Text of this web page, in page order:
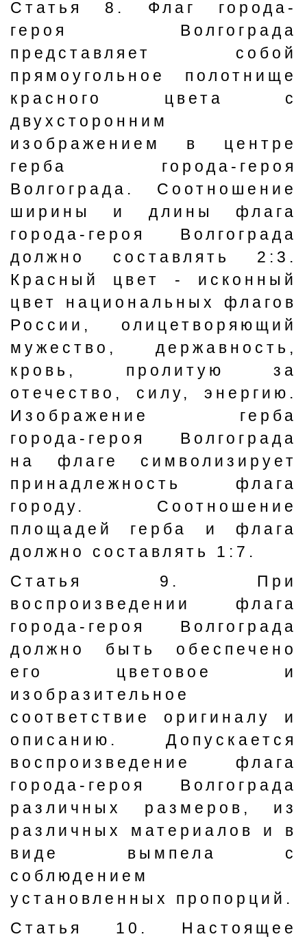
Статья 8. Флаг города-
героя Волгограда
представляет собой
прямоугольное полотнище
красного цвета с
двухсторонним
изображением в центре
герба города-героя
Волгограда. Соотношение
ширины и длины флага
города-героя Волгограда
должно составлять 2:3.
Красный цвет - исконный
цвет национальных флагов
России, олицетворяющий
мужество, державность,
кровь, пролитую за
отечество, силу, энергию.
Изображение герба
города-героя Волгограда
на флаге символизирует
принадлежность флага
городу. Соотношение
площадей герба и флага
должно составлять 1:7.
Статья 9. При
воспроизведении флага
города-героя Волгограда
должно быть обеспечено
его цветовое и
изобразительное
соответствие оригиналу и
описанию. Допускается
воспроизведение флага
города-героя Волгограда
различных размеров, из
различных материалов и в
виде вымпела с
соблюдением
установленных пропорций.
Статья 10. Настоящее